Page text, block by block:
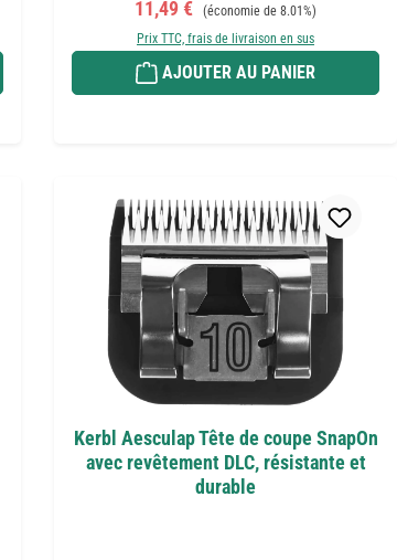
Prix de vente :
11,49 € Prix régulier :
(économie de 8.01%)
Prix TTC, frais de livraison en sus
AJOUTER AU PANIER
Kerbl Aesculap Tête de coupe SnapOn
avec revêtement DLC, résistante et
durable